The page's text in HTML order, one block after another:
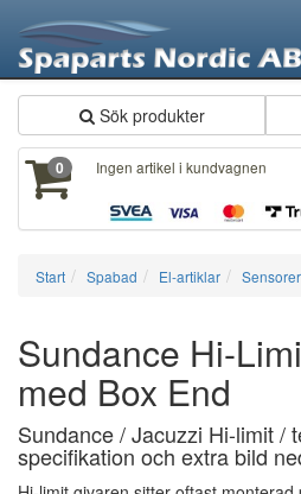
Sök produkter
0
Ingen artikel i kundvagnen
Start Spabad El-artiklar Sensorer
Sundance Hi-
med Box End
Sundance / Jacuzzi Hi-limit /
specifikation och extra bild